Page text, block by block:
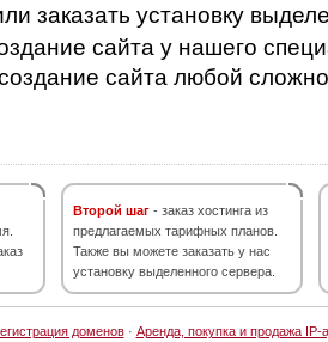
заказать установку
сайта у нашего
сайта любой
Второй шаг - заказ хостинга из
предлагаемых тарифных планов.
Также вы можете заказать у нас
установку выделенного сервера.
доменов· Аренда, покупка и продажа IP-